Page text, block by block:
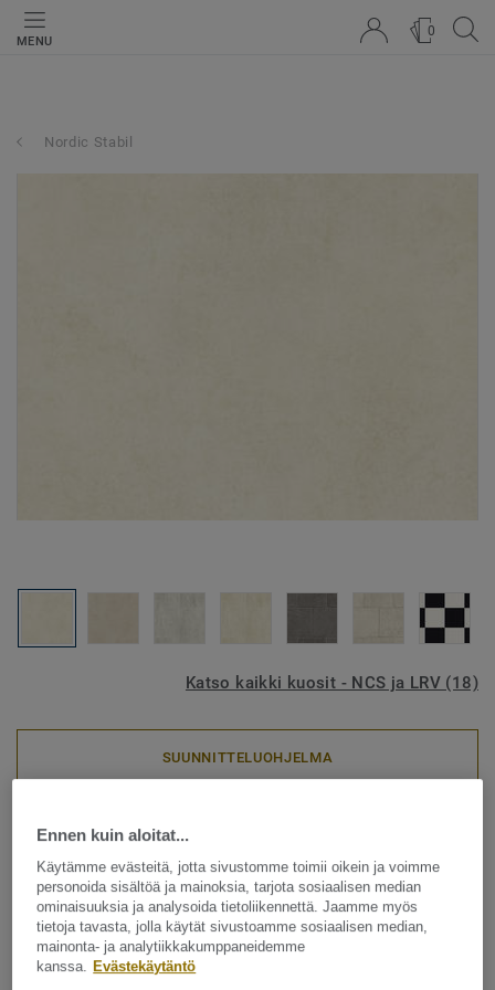
MENU
0
Nordic Stabil
Katso kaikki kuosit - NCS ja LRV (18)
SUUNNITTELUOHJELMA
Heterogeeniset muovimatot
vinyylilattiat
Nordic Stabil - Kiruma LIGHT
BEIGE
Nordic Stabil on erityisesti asuntotuotantoon suunniteltu
Ennen kuin aloitat...
Käytämme evästeitä, jotta sivustomme toimii oikein ja voimme
personoida sisältöä ja mainoksia, tarjota sosiaalisen median
ominaisuuksia ja analysoida tietoliikennettä. Jaamme myös
tietoja tavasta, jolla käytät sivustoamme sosiaalisen median,
mainonta- ja analytiikkakumppaneidemme
kanssa. Evästekäytäntö